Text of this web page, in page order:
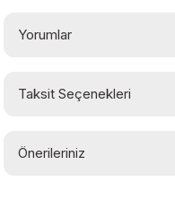
Yorumlar
Taksit Seçenekleri
Önerileriniz